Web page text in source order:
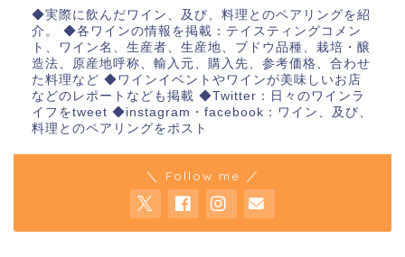
◆実際に飲んだワイン、及び、料理とのペアリングを紹
介。 ◆各ワインの情報を掲載：テイスティングコメン
ト、ワイン名、生産者、生産地、ブドウ品種、栽培・醸
造法、原産地呼称、輸入元、購入先、参考価格、合わせ
た料理など ◆ワインイベントやワインが美味しいお店
などのレポートなども掲載 ◆Twitter：日々のワインラ
イフをtweet ◆instagram・facebook：ワイン、及び、
料理とのペアリングをポスト
＼ Follow me ／